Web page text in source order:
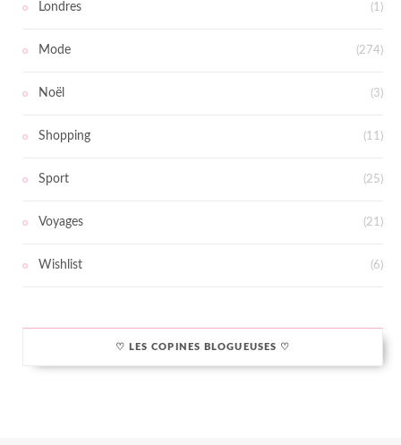
Londres (1)
Mode (274)
Noël (3)
Shopping (11)
Sport (25)
Voyages (21)
Wishlist (6)
♡ LES COPINES BLOGUEUSES ♡